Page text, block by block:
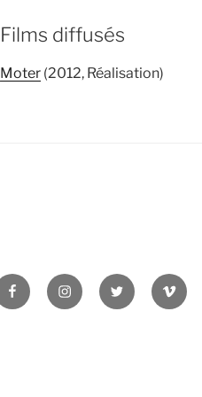
Films diffusés
Moter (2012, Réalisation)
FacebookInstagramTwitter